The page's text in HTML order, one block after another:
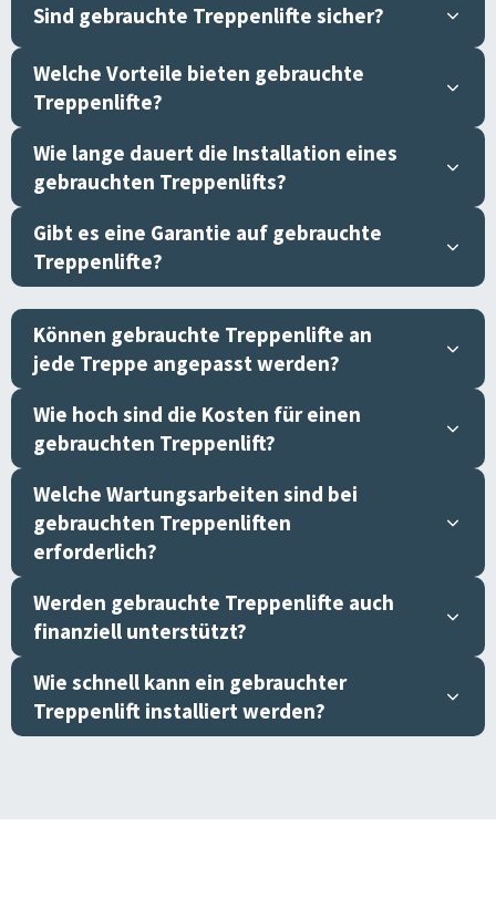
Sind gebrauchte Treppenlifte sicher?
Welche Vorteile bieten gebrauchte
Treppenlifte?
Wie lange dauert die Installation eines
gebrauchten Treppenlifts?
Gibt es eine Garantie auf gebrauchte
Treppenlifte?
Können gebrauchte Treppenlifte an
jede Treppe angepasst werden?
Wie hoch sind die Kosten für einen
gebrauchten Treppenlift?
Welche Wartungsarbeiten sind bei
gebrauchten Treppenliften
erforderlich?
Werden gebrauchte Treppenlifte auch
finanziell unterstützt?
Wie schnell kann ein gebrauchter
Treppenlift installiert werden?